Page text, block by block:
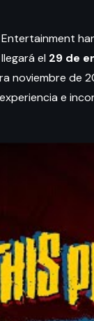
el 29 de
noviembre de
e